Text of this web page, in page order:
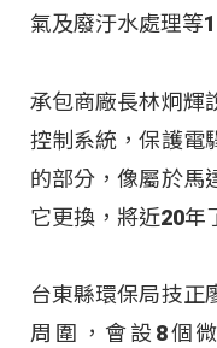
氣及廢汙水處理等
承包商廠長林炯輝
控制系統，保護電
的部分，像屬於馬
它更換，將近20年
台東縣環保局技正
周圍，會設8個